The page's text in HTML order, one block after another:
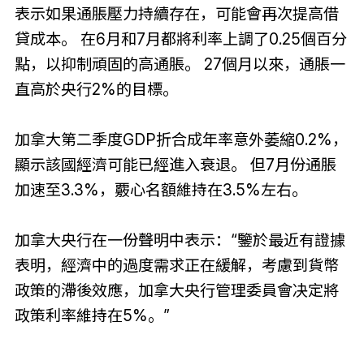
表示如果通脹壓力持續存在，可能會再次提高借
貸成本。 在6月和7月都將利率上調了0.25個百分
點，以抑制頑固的高通脹。 27個月以來，通脹一
直高於央行2%的目標。
加拿大第二季度GDP折合成年率意外萎縮0.2%，
顯示該國經濟可能已經進入衰退。 但7月份通脹
加速至3.3%，覈心名額維持在3.5%左右。
加拿大央行在一份聲明中表示：“鑒於最近有證據
表明，經濟中的過度需求正在緩解，考慮到貨幣
政策的滯後效應，加拿大央行管理委員會决定將
政策利率維持在5%。”